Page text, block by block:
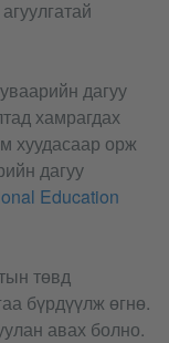
дагуу
хамрагдах
хуудасаар орж
дагуу
Education
төвд
бүрдүүлж өгнө.
авах болно.